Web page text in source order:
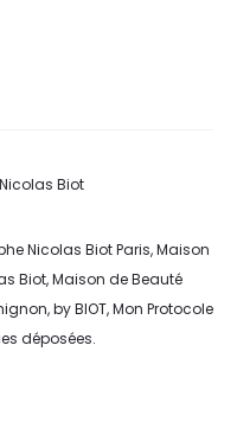
Biot
Nicolas Biot Paris, Maison
Biot, Maison de Beauté
by BIOT, Mon Protocole
déposées.